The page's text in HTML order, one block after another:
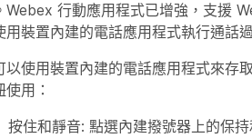
Webex 行動應用程式已增強，支援
用裝置內建的電話應用程式執行通話
以使用裝置內建的電話應用程式來存
使用：
按住和靜音: 點選內建撥號器上的保持